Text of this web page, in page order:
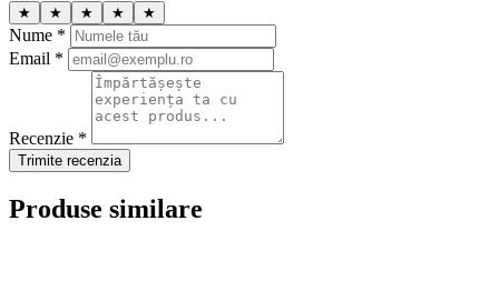
★ ★ ★ ★ ★
Nume *
Email *
Recenzie *
Trimite recenzia
Produse similare